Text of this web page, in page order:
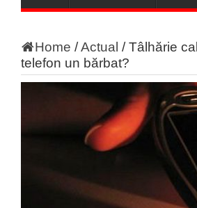
Home /Actual /Tâlhărie
telefon un bărbat?